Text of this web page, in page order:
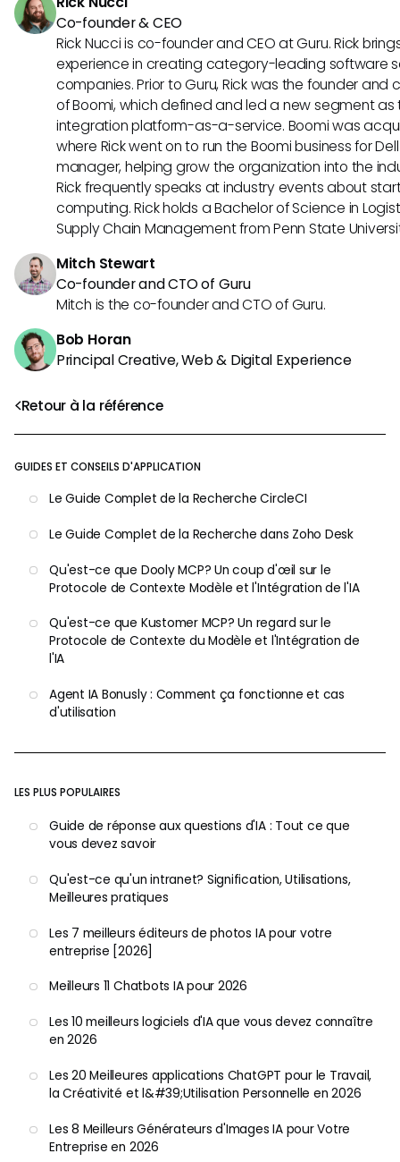
Retour à la référence
GUIDES ET CONSEILS D'APPLICATION
Le Guide Complet de la Recherche CircleCI
Le Guide Complet de la Recherche dans Zoho Desk
Qu'est-ce que Dooly MCP? Un coup d'œil sur le
Protocole de Contexte Modèle et l'Intégration de l'IA
Qu'est-ce que Kustomer MCP? Un regard sur le
Protocole de Contexte du Modèle et l'Intégration de
l'IA
Agent IA Bonusly : Comment ça fonctionne et cas
d'utilisation
LES PLUS POPULAIRES
Guide de réponse aux questions d'IA : Tout ce que
vous devez savoir
Qu'est-ce qu'un intranet? Signification, Utilisations,
Meilleures pratiques
Les 7 meilleurs éditeurs de photos IA pour votre
entreprise [2026]
Meilleurs 11 Chatbots IA pour 2026
Les 10 meilleurs logiciels d'IA que vous devez connaître
en 2026
Les 20 Meilleures applications ChatGPT pour le Travail,
la Créativité et l&#39;Utilisation Personnelle en 2026
Les 8 Meilleurs Générateurs d'Images IA pour Votre
Entreprise en 2026
correspond le mieux aux objectifs de votre organisation.
Co-founder & CEO
Rick Nucci is co-founder and CEO at Guru. Rick
experience in creating category-leading software
companies. Prior to Guru, Rick was the founder
of Boomi, which defined and led a new segment
integration platform-as-a-service. Boomi was
where Rick went on to run the Boomi business for
manager, helping grow the organization into the
Rick frequently speaks at industry events about
computing. Rick holds a Bachelor of Science in
Supply Chain Management from Penn State
Mitch Stewart
Co-founder and CTO of Guru
Mitch is the co-founder and CTO of Guru.
Bob Horan
Principal Creative, Web & Digital Experience